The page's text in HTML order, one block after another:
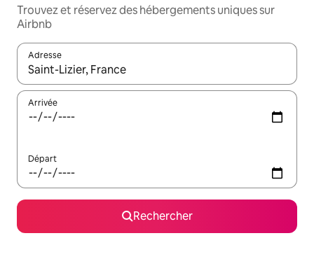
Trouvez et réservez des hébergements uniques sur
Airbnb
Adresse
Lorsque les résultats s'affichent, utilisez les flèches vers le
Arrivée
Départ
Rechercher